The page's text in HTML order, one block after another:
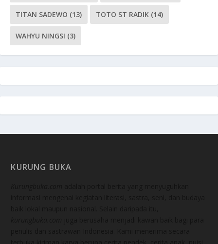
TITAN SADEWO (13) TOTO ST RADIK (14)
WAHYU NINGSI (3)
KURUNG BUKA